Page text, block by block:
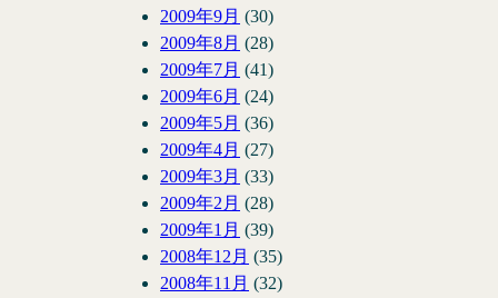
2009年9月 (30)
2009年8月 (28)
2009年7月 (41)
2009年6月 (24)
2009年5月 (36)
2009年4月 (27)
2009年3月 (33)
2009年2月 (28)
2009年1月 (39)
2008年12月 (35)
2008年11月 (32)